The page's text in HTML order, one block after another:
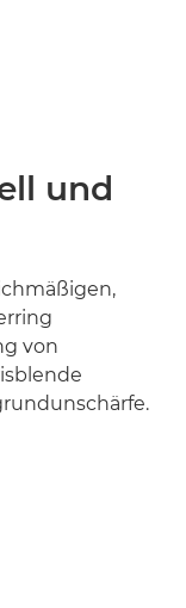
und
von